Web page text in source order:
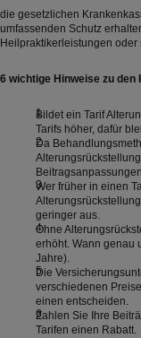
die gesetzlichen
umfassenden Schutz
Heilpraktikerleistungen
6 wichtige Hinweise zu
Bildet ein Tarif
Tarifs höher, dafür
Da
Wer früher in einen
geringer aus.
Ohne
erhöht. Wann genau
Jahre).
Die
verschiedenen
einen entscheiden.
Zahlen Sie Ihre
Tarifen einen Rabatt.